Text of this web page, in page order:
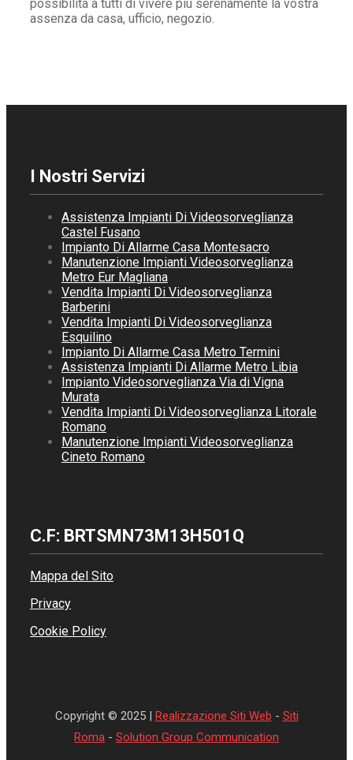
possibilità a tutti di vivere più serenamente la vostra
assenza da casa, ufficio, negozio.
I Nostri Servizi
Assistenza Impianti Di Videosorveglianza
Castel Fusano
Impianto Di Allarme Casa Montesacro
Manutenzione Impianti Videosorveglianza
Metro Eur Magliana
Vendita Impianti Di Videosorveglianza
Barberini
Vendita Impianti Di Videosorveglianza
Esquilino
Impianto Di Allarme Casa Metro Termini
Assistenza Impianti Di Allarme Metro Libia
Impianto Videosorveglianza Via di Vigna
Murata
Vendita Impianti Di Videosorveglianza Litorale
Romano
Manutenzione Impianti Videosorveglianza
Cineto Romano
C.F: BRTSMN73M13H501Q
Mappa del Sito
Privacy
Cookie Policy
Copyright © 2025 | Realizzazione Siti Web - Siti
Roma - Solution Group Communication